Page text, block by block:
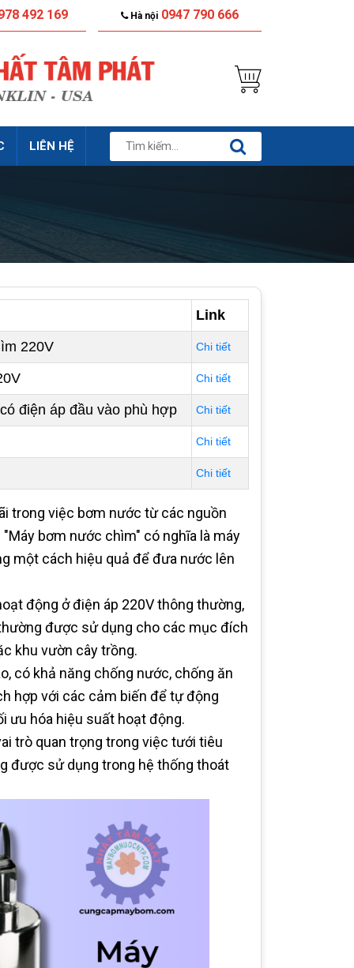
492 169 Hà nội 0947 790 666
LIÊN HỆ
Link
220V
Chi tiết
Chi tiết
điện áp đầu vào phù hợp Chi tiết
Chi tiết
Chi tiết
trong việc bơm nước từ các nguồn
bơm nước chìm" có nghĩa là máy
một cách hiệu quả để đưa nước lên
động ở điện áp 220V thông thường,
được sử dụng cho các mục đích
khu vườn cây trồng.
có khả năng chống nước, chống ăn
hợp với các cảm biến để tự động
ưu hóa hiệu suất hoạt động.
trò quan trọng trong việc tưới tiêu
được sử dụng trong hệ thống thoát